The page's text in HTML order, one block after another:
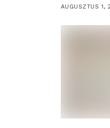
AUGUSZTUS 1,